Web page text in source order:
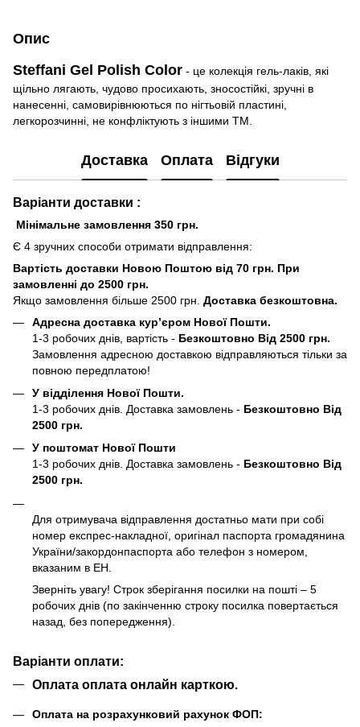
Опис
Steffani Gel Polish Color - це колекція гель-лаків, які
щільно лягають, чудово просихають, зносостійкі, зручні в
нанесенні, самовирівнюються по нігтьовій пластині,
легкорозчинні, не конфліктують з іншими ТМ.
Доставка Оплата Відгуки
Варіанти доставки :
Мінімальне замовлення 350 грн.
Є 4 зручних способи отримати відправлення:
Вартість доставки Новою Поштою від 70 грн. При
замовленні до 2500 грн.
Якщо замовлення більше 2500 грн. Доставка безкоштовна.
Адресна доставка кур’єром Нової Пошти.
1-3 робочих днів, вартість - Безкоштовно Від 2500 грн.
Замовлення адресною доставкою відправляються тільки за
повною передплатою!
У відділення Нової Пошти.
1-3 робочих днів. Доставка замовлень - Безкоштовно Від
2500 грн.
У поштомат Нової Пошти
1-3 робочих днів. Доставка замовлень - Безкоштовно Від
2500 грн.
Для отримувача відправлення достатньо мати при собі
номер експрес-накладної, оригінал паспорта громадянина
України/закордонпаспорта або телефон з номером,
вказаним в ЕН.
Зверніть увагу! Строк зберігання посилки на пошті – 5
робочих днів (по закінченню строку посилка повертається
назад, без попередження).
Варіанти оплати:
Оплата оплата онлайн карткою.
Оплата на розрахунковий рахунок ФОП: